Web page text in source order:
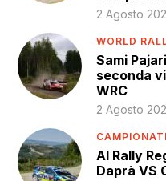
2 Agosto
WORLD
Sami
seconda
WRC
2 Agosto
Al Rally
Daprà VS